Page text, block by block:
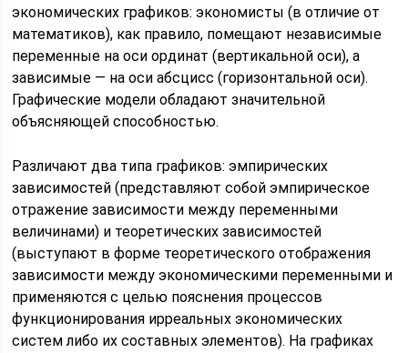
экономических графиков: экономисты (в отличие от
математиков), как правило, помещают независимые
переменные на оси ординат (вертикальной оси), а
зависимые — на оси абсцисс (горизонтальной оси).
Графические модели обладают значительной
объясняющей способностью.
Различают два типа графиков: эмпирических
зависимостей (представляют собой эмпирическое
отражение зависимости между переменными
величинами) и теоретических зависимостей
(выступают в форме теоретического отображения
зависимости между экономическими переменными и
применяются с целью пояснения процессов
функционирования ирреальных экономических
систем либо их составных элементов). На графиках